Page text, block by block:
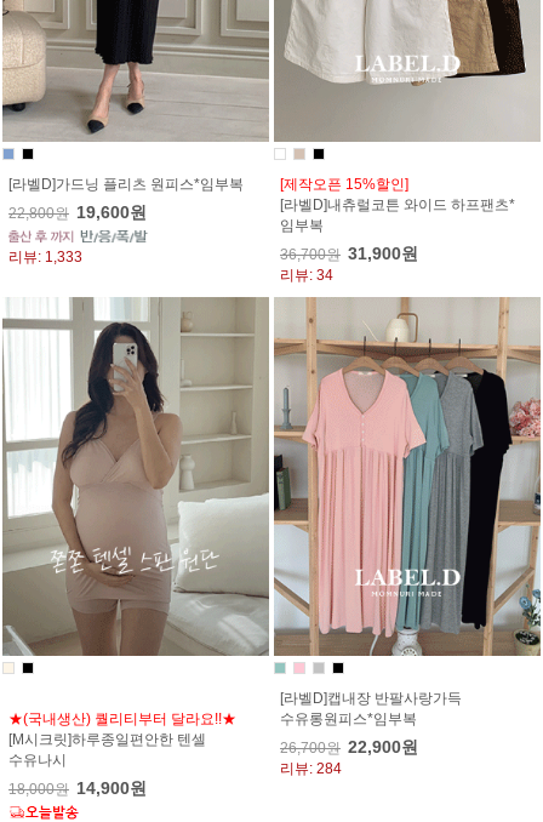
[라벨D]가드닝 플리츠 원피스*임부복
22,800원 19,600원
리뷰: 1,333
[제작오픈 15%할인]
[라벨D]내츄럴코튼 와이드 하프팬츠*
임부복
36,700원 31,900원
리뷰: 34
★(국내생산) 퀄리티부터 달라요!!★
[M시크릿]하루종일편안한 텐셀
수유나시
18,000원 14,900원
[라벨D]캡내장 반팔사랑가득
수유롱원피스*임부복
26,700원 22,900원
리뷰: 284